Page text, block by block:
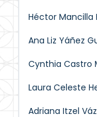
Héctor Mancilla
Ana Liz Yáñez
Cynthia Castro
Laura Celeste
Adriana Itzel